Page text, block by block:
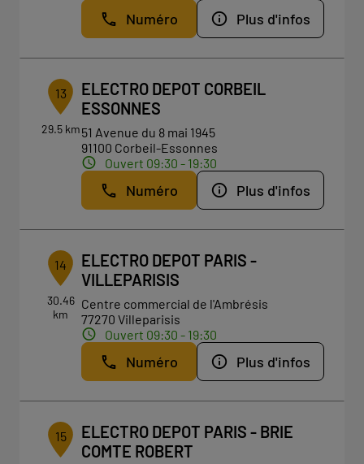
Numéro Plus d'infos
13
29.5 km
ELECTRO DEPOT CORBEIL
ESSONNES
51 Avenue du 8 mai 1945
91100 Corbeil-Essonnes
Ouvert 09:30 - 19:30
Numéro Plus d'infos
14
30.46
km
ELECTRO DEPOT PARIS -
VILLEPARISIS
Centre commercial de l'Ambrésis
77270 Villeparisis
Ouvert 09:30 - 19:30
Numéro Plus d'infos
15
ELECTRO DEPOT PARIS - BRIE
COMTE ROBERT